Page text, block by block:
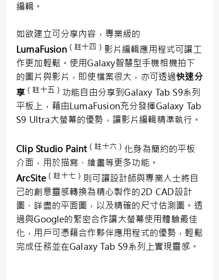
編輯。
如欲建立可分享內容，專業級的
LumaFusion（註十四） 影片編輯應用程式可讓工
作更加輕鬆。使用Galaxy智慧型手機相機拍下
的圖片與影片，即使檔案很大，亦可透過快速分
享 （註十五） 功能自由分享到Galaxy Tab S9系列
平板上，藉由LumaFusion充分發揮Galaxy Tab
S9 Ultra大螢幕的優勢，讓影片編輯精準執行。
Clip Studio Paint （ 註十六 ） 化身為簡約的平板
介面，用於描寫、繪畫等更多功能。
ArcSite （註十七） 則可讓設計師與專業人士將自
己的創意靈感轉換為精心製作的2D CAD設計
圖、詳盡的平面圖，以及精確的尺寸估測圖。透
過與Google的緊密合作讓大螢幕使用體驗最佳
化，用戶可憑藉合作夥伴應用程式的優勢，輕鬆
完成任務並在Galaxy Tab S9系列上實現靈感。